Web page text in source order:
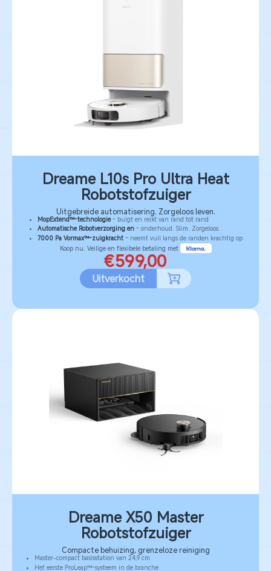
Dreame L10s Pro Ultra Heat
Robotstofzuiger
Uitgebreide automatisering. Zorgeloos leven.
MopExtend™-technologie- buigt en reikt van rand tot rand
Automatische Robotverzorging en- onderhoud. Slim. Zorgeloos.
7000 Pa Vormax™-zuigkracht– neemt vuil langs de randen krachtig op
Koop nu. Veilige en flexibele betaling met
€599,00
Uitverkocht
Dreame X50 Master
Robotstofzuiger
Compacte behuizing, grenzeloze reiniging
Master-compact basisstation van 24,9 cm
Het eerste ProLeap™-systeem in de branche